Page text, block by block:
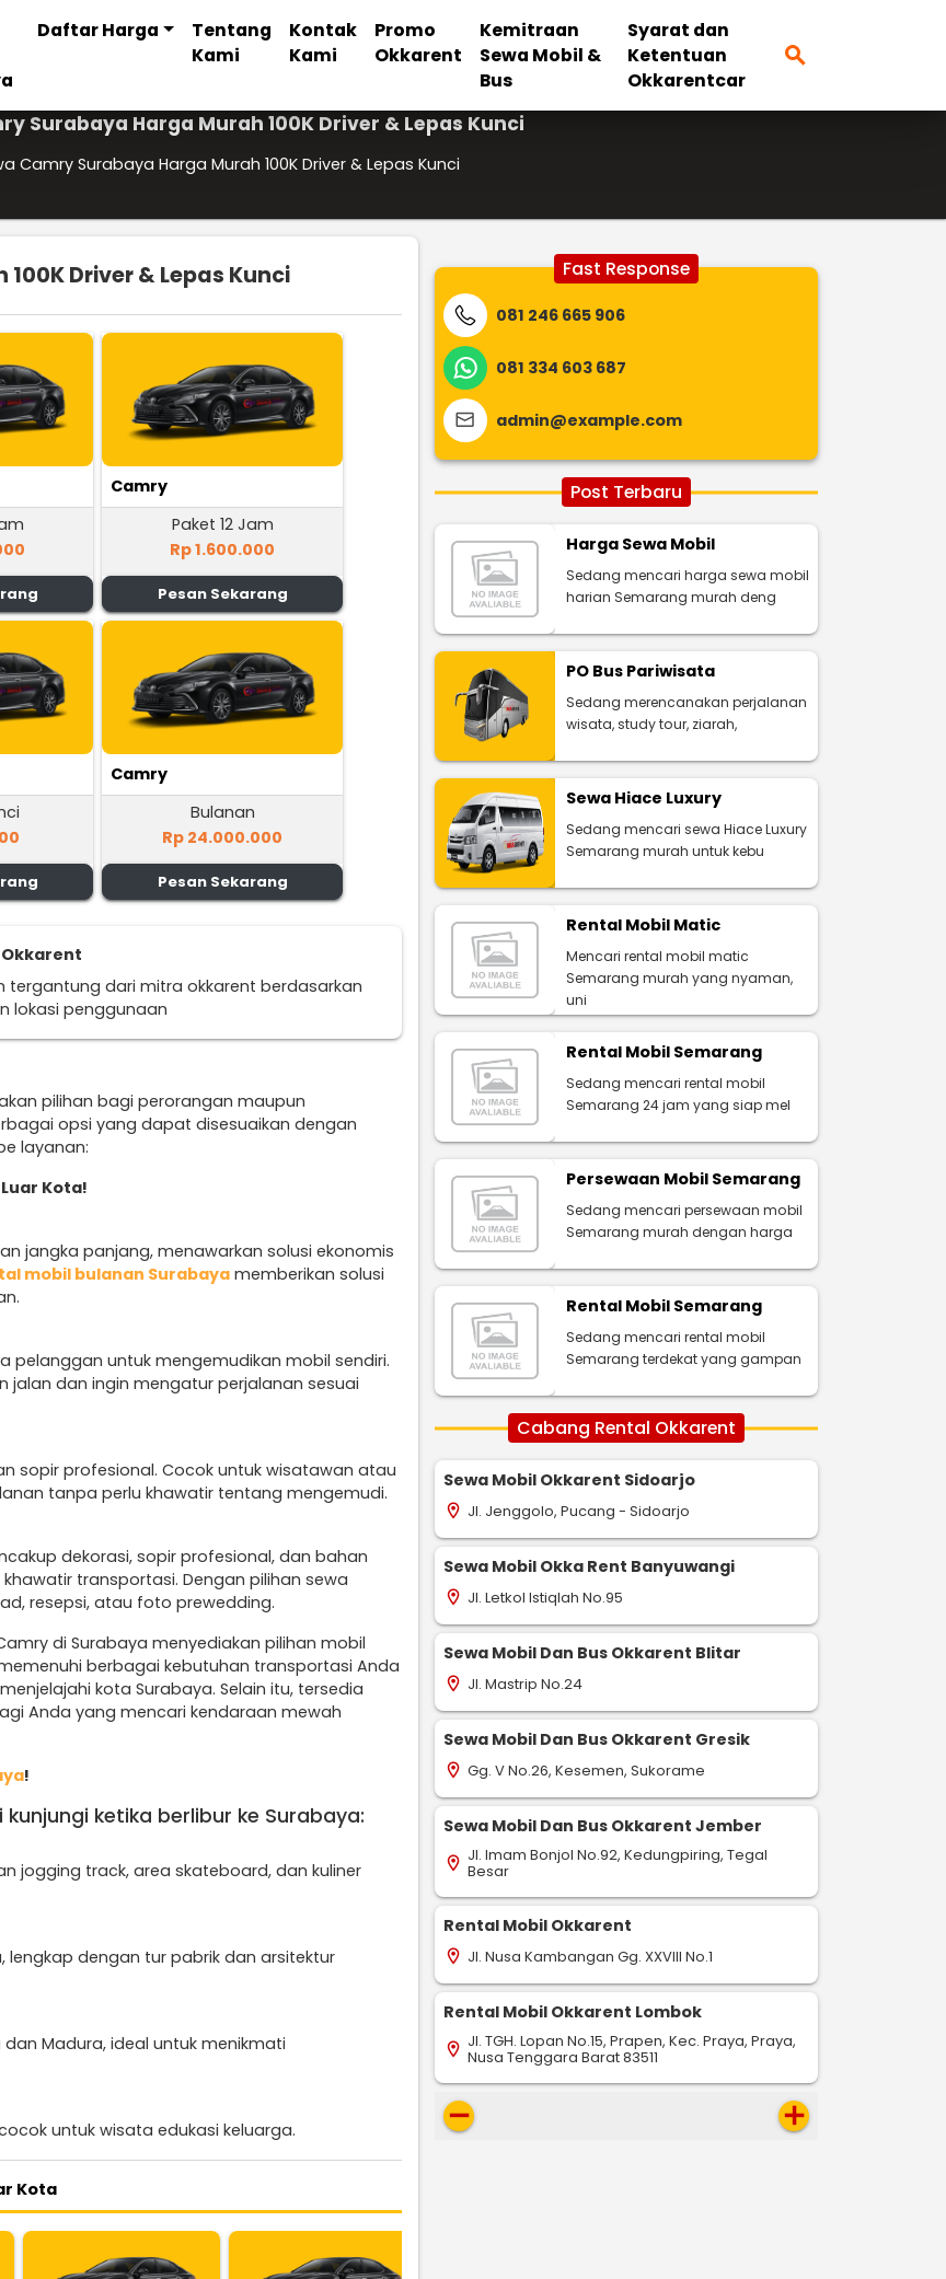
Daftar Harga
Tentang
Kami
Kontak
Kami
Promo
Okkarent
Kemitraan
Sewa Mobil &
Bus
Syarat dan
Ketentuan
Okkarentcar
search
Surabaya Harga Murah 100K Driver & Lepas Kunci
Camry Surabaya Harga Murah 100K Driver & Lepas Kunci
Driver & Lepas Kunci
Camry
Paket 12 Jam
Rp 1.600.000
Pesan Sekarang
Camry
Bulanan
Rp 24.000.000
Pesan Sekarang
Okkarent
dari mitra okkarent berdasarkan
lokasi penggunaan
pilihan bagi perorangan maupun
opsi yang dapat disesuaikan dengan
layanan:
Kota!
jangka panjang, menawarkan solusi ekonomis
mobil bulanan Surabaya memberikan solusi
pelanggan untuk mengemudikan mobil sendiri.
jalan dan ingin mengatur perjalanan sesuai
sopir profesional. Cocok untuk wisatawan atau
tanpa perlu khawatir tentang mengemudi.
dekorasi, sopir profesional, dan bahan
transportasi. Dengan pilihan sewa
resepsi, atau foto prewedding.
di Surabaya menyediakan pilihan mobil
berbagai kebutuhan transportasi Anda
kota Surabaya. Selain itu, tersedia
Anda yang mencari kendaraan mewah
!
ketika berlibur ke Surabaya:
jogging track, area skateboard, dan kuliner
lengkap dengan tur pabrik dan arsitektur
Madura, ideal untuk menikmati
untuk wisata edukasi keluarga.
Kota
Fast Response
081 246 665 906
081 334 603 687
admin@example.com
Post Terbaru
Harga Sewa Mobil
Sedang mencari harga sewa mobil
harian Semarang murah deng
PO Bus Pariwisata
Sedang merencanakan perjalanan
wisata, study tour, ziarah,
Sewa Hiace Luxury
Sedang mencari sewa Hiace Luxury
Semarang murah untuk kebu
Rental Mobil Matic
Mencari rental mobil matic
Semarang murah yang nyaman,
uni
Rental Mobil Semarang
Sedang mencari rental mobil
Semarang 24 jam yang siap mel
Persewaan Mobil Semarang
Sedang mencari persewaan mobil
Semarang murah dengan harga
Rental Mobil Semarang
Sedang mencari rental mobil
Semarang terdekat yang gampan
Cabang Rental Okkarent
Sewa Mobil Okkarent Sidoarjo
location_on Jl. Jenggolo, Pucang - Sidoarjo
Sewa Mobil Okka Rent Banyuwangi
location_on Jl. Letkol Istiqlah No.95
Sewa Mobil Dan Bus Okkarent Blitar
location_on Jl. Mastrip No.24
Sewa Mobil Dan Bus Okkarent Gresik
location_on Gg. V No.26, Kesemen, Sukorame
Sewa Mobil Dan Bus Okkarent Jember
location_on Jl. Imam Bonjol No.92, Kedungpiring, Tegal
Besar
Rental Mobil Okkarent
location_on Jl. Nusa Kambangan Gg. XXVIII No.1
Rental Mobil Okkarent Lombok
location_on Jl. TGH. Lopan No.15, Prapen, Kec. Praya, Praya,
Nusa Tenggara Barat 83511
remove add